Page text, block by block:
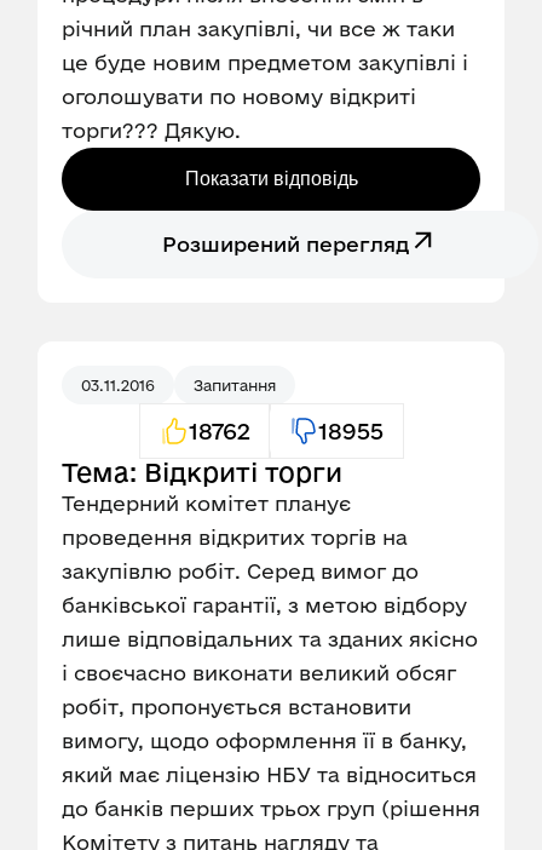
річний план закупівлі, чи все ж таки
це буде новим предметом закупівлі і
оголошувати по новому відкриті
торги??? Дякую.
Показати відповідь
Розширений перегляд
03.11.2016 Запитання
18762 18955
Тема: Відкриті торги
Тендерний комітет планує
проведення відкритих торгів на
закупівлю робіт. Серед вимог до
банківської гарантії, з метою відбору
лише відповідальних та зданих якісно
і своєчасно виконати великий обсяг
робіт, пропонується встановити
вимогу, щодо оформлення її в банку,
який має ліцензію НБУ та відноситься
до банків перших трьох груп (рішення
Комітету з питань нагляду та